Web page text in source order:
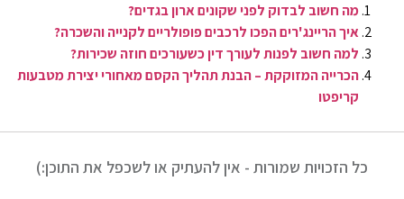
מה חשוב לבדוק לפני שקונים ארון בגדים?
איך הריינג'רים הפכו לרכבים פופולריים לקנייה והשכרה?
למה חשוב לפנות לעורך דין כשעורכים חוזה שכירות?
הכרייה המזוקקת – הבנת תהליך הקסם מאחורי יצירת מטבעות
קריפטו
כל הזכויות שמורות - אין להעתיק או לשכפל את התוכן:)